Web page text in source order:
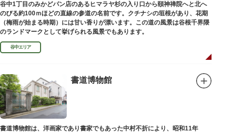
谷中1丁目のみかどパン店のあるヒマラヤ杉の入り口から頤神禅院へと北へ
のびる約100ｍほどの直線の参道の名前です。クチナシの垣根があり、花期
（梅雨が始まる時期）には甘い香りが漂います。この道の風景は谷根千界隈
のランドマークとして挙げられる風景でもあります。
谷中エリア
書道博物館
書道博物館は、洋画家であり書家でもあった中村不折により、昭和11年